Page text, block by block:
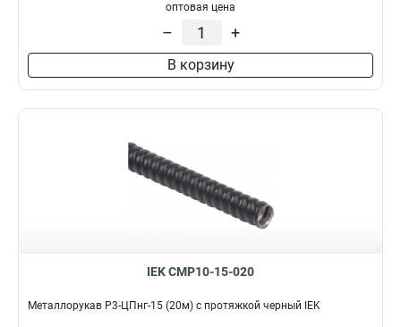
оптовая цена
– +
В корзину
IEK CMP10-15-020
Металлорукав Р3-ЦПнг-15 (20м) с протяжкой черный IEK